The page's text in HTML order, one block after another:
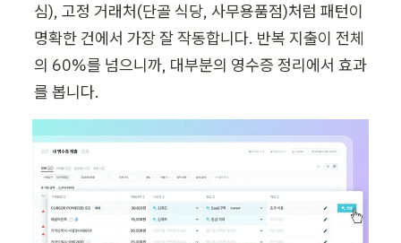
심), 고정 거래처(단골 식당, 사무용품점)처럼 패턴이
명확한 건에서 가장 잘 작동합니다. 반복 지출이 전체
의 60%를 넘으니까, 대부분의 영수증 정리에서 효과
를 봅니다.